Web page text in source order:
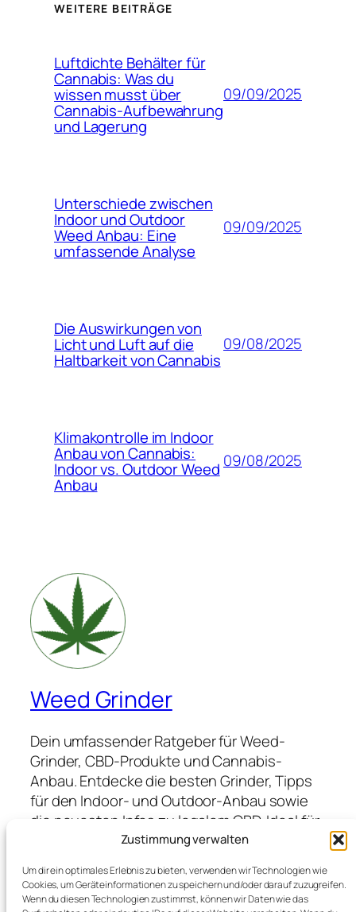
Zustimmung verwalten
Um dir ein optimales Erlebnis zu bieten, verwenden wir Technologien wie
Cookies, um Geräteinformationen zu speichern und/oder darauf zuzugreifen.
Wenn du diesen Technologien zustimmst, können wir Daten wie das
WEITERE BEITRÄGE
Luftdichte Behälter für
Cannabis: Was du
wissen musst über
Cannabis-Aufbewahrung
und Lagerung
09/09/2025
Unterschiede zwischen
Indoor und Outdoor
Weed Anbau: Eine
umfassende Analyse
09/09/2025
Die Auswirkungen von
Licht und Luft auf die
Haltbarkeit von Cannabis
09/08/2025
Klimakontrolle im Indoor
Anbau von Cannabis:
Indoor vs. Outdoor Weed
Anbau
09/08/2025
Weed Grinder
Dein umfassender Ratgeber für Weed-
Grinder, CBD-Produkte und Cannabis-
Anbau. Entdecke die besten Grinder, Tipps
für den Indoor- und Outdoor-Anbau sowie
die neuesten Infos zu legalem CBD. Ideal für
Anfänger und Profis, die hochwertige
profitieren möchten.